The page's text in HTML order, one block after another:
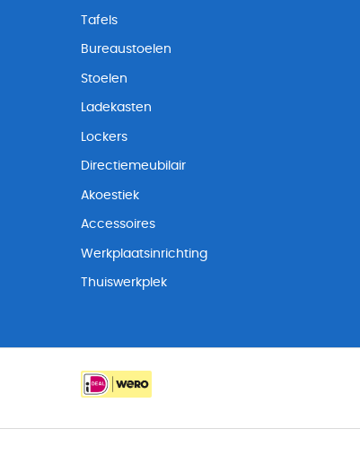
Tafels
Bureaustoelen
Stoelen
Ladekasten
Lockers
Directiemeubilair
Akoestiek
Accessoires
Werkplaatsinrichting
Thuiswerkplek